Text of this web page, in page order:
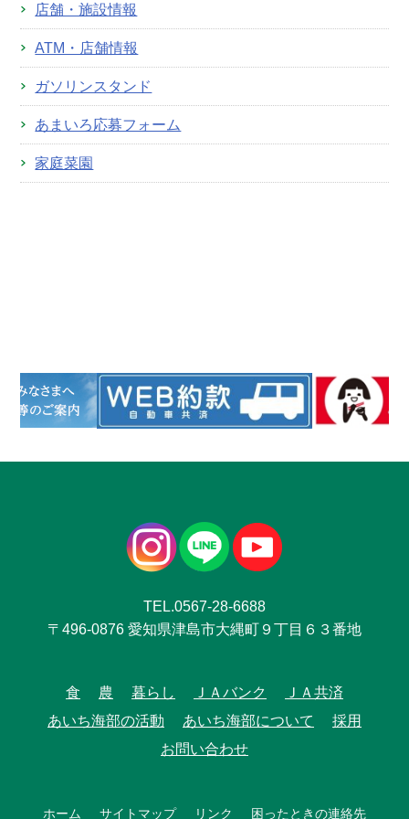
店舗・施設情報
ATM・店舗情報
ガソリンスタンド
あまいろ応募フォーム
家庭菜園
TEL.0567-28-6688
〒496-0876 愛知県津島市大縄町９丁目６３番地
食 農 暮らし ＪＡバンク
ＪＡ共済
あいち海部の活動
あいち海部について
採用
お問い合わせ
ホーム サイトマップ リンク 困ったときの連絡先